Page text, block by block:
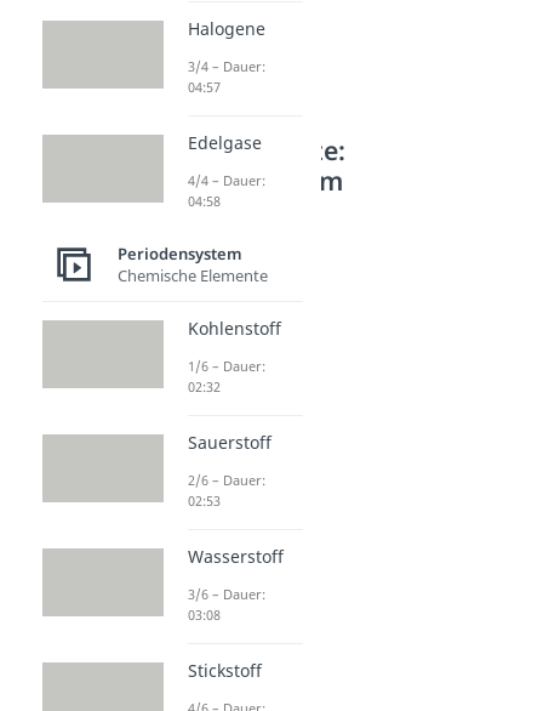
Weitere Inhalte:
Periodensystem
Kohlenstoff
Dauer: 02:32
Dauer: 02:53
Wasserstoff
Dauer: 03:08
Stickstoff
Phosphor
Schwefel
Halogene
3/4 – Dauer:
04:57
Edelgase
4/4 – Dauer:
04:58
Periodensystem
Chemische Elemente
Kohlenstoff
1/6 – Dauer:
02:32
Sauerstoff
2/6 – Dauer:
02:53
Wasserstoff
3/6 – Dauer:
03:08
Stickstoff